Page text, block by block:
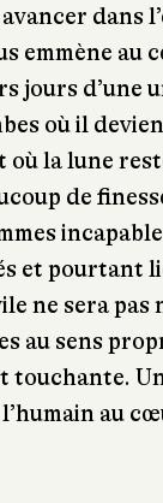
dans
emmène au
jours d’une
où il
la lune
de
et pourtant
ne sera pas
au sens
touchante.
au